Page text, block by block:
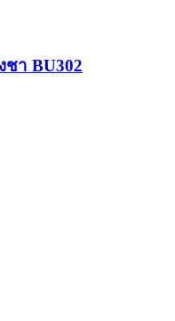
า BU302